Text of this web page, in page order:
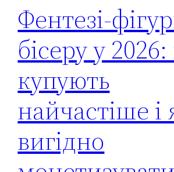
Фентезі-
бісеру у
купують
найчастіше і
вигідно